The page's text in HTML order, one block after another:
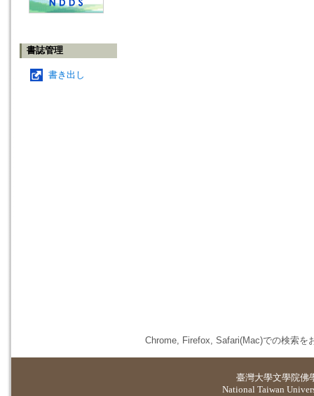
書誌管理
書き出し
Chrome, Firefox, Safari(Mac)での検索を
臺灣大學文學院佛
National Taiwan